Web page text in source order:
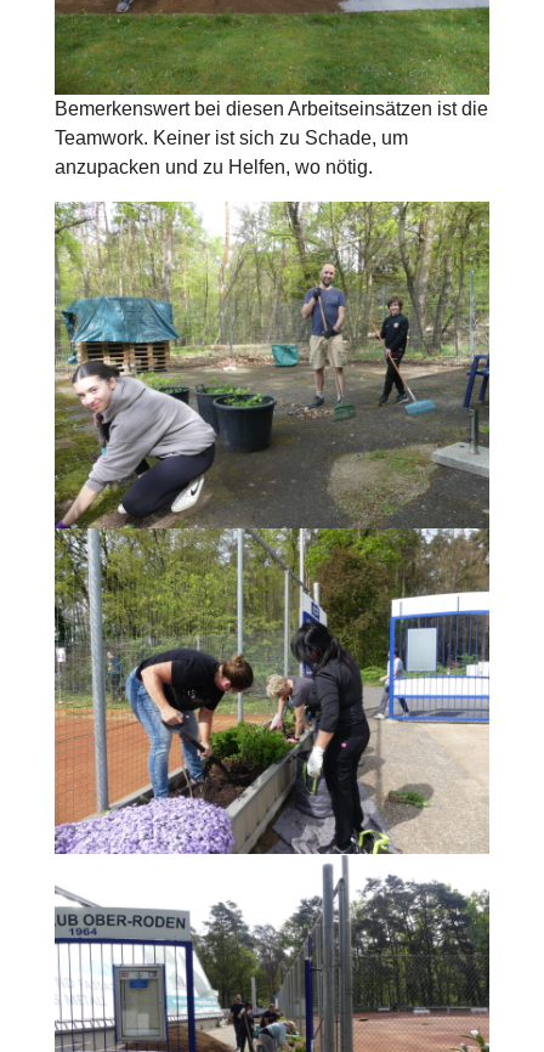
Bemerkenswert bei diesen Arbeitseinsätzen ist die
Teamwork. Keiner ist sich zu Schade, um
anzupacken und zu Helfen, wo nötig.